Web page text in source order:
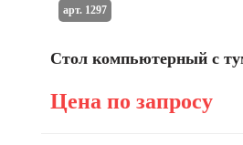
Стол компьютерный с
Цена по запросу
арт. 1297